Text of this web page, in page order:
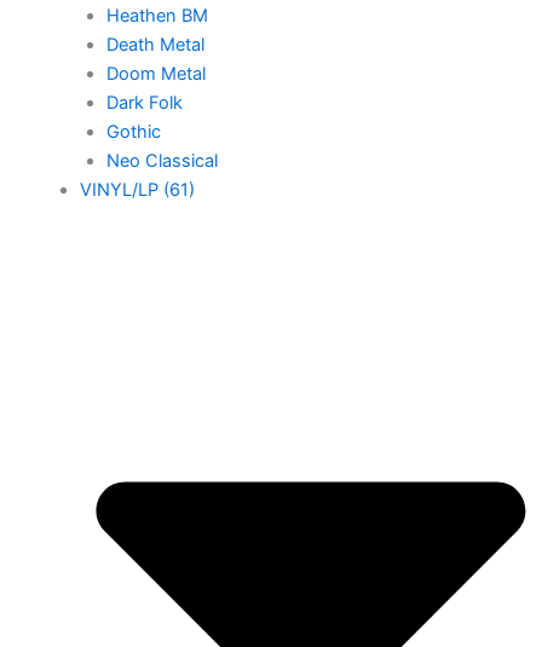
Heathen BM
Death Metal
Doom Metal
Dark Folk
Gothic
Neo Classical
VINYL/LP (61)